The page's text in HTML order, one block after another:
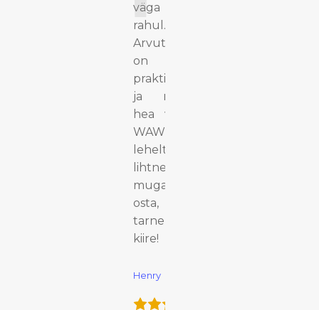
nii
ka
väga
rahul.
Arvutikott
on
praktiline
ja näeb
hea välja.
WAWE
lehelt oli
lihtne ja
mugav
osta,
tarne oli
kiire!
Henry